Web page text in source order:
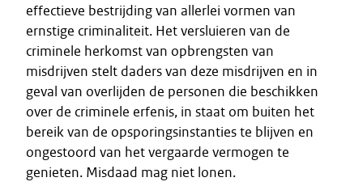
effectieve bestrijding van allerlei vormen van
ernstige criminaliteit. Het versluieren van de
criminele herkomst van opbrengsten van
misdrijven stelt daders van deze misdrijven en in
geval van overlijden de personen die beschikken
over de criminele erfenis, in staat om buiten het
bereik van de opsporingsinstanties te blijven en
ongestoord van het vergaarde vermogen te
genieten. Misdaad mag niet lonen.